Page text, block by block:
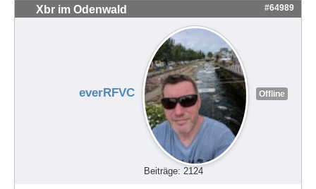
Xbr im Odenwald #64989
everRFVC Offline
Beiträge: 2124